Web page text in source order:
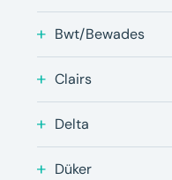
Bwt/Bewades
Clairs
Delta
Düker